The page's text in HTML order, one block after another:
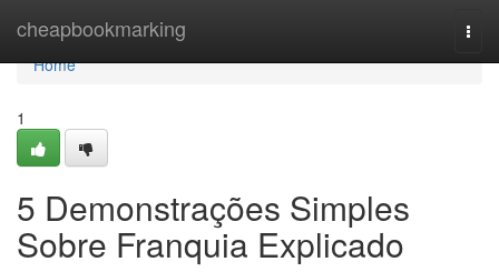
cheapbookmarking
Home
Home
1
5 Demonstrações Simples
Sobre Franquia Explicado